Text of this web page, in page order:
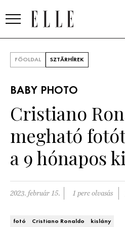
SZÉPSÉG
KULTÚRA
ÉLETMÓD
PÁRKAPCSOLAT
FŐOLDAL SZTÁRHÍREK
BABY PHOTO
Cristiano
megható
a 9 hónapos
2023. február 15. 1 perc olvasás
fotó Cristiano Ronaldo kislány